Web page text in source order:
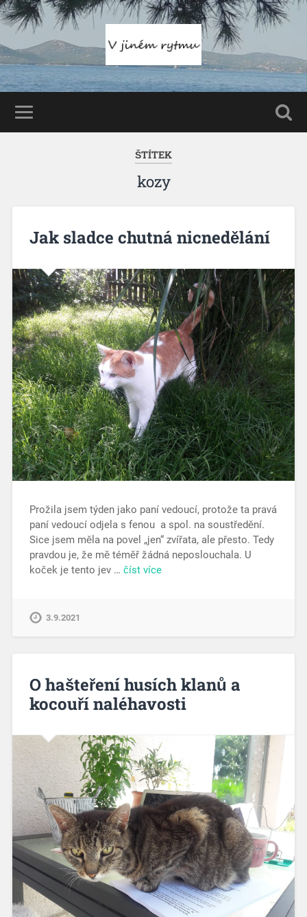
ŠTÍTEK
kozy
Jak sladce chutná nicnedělání
Prožila jsem týden jako paní vedoucí, protože ta pravá
paní vedoucí odjela s fenou a spol. na soustředění.
Sice jsem měla na povel „jen“ zvířata, ale přesto. Tedy
pravdou je, že mě téměř žádná neposlouchala. U
koček je tento jev … číst více
3.9.2021
O hašteření husích klanů a
kocouří naléhavosti